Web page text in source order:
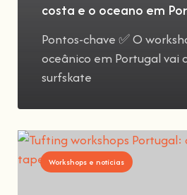
costa e o oceano em
Pontos-chave ✅ O
oceânico em Portugal vai
surfskate
Workshops e notícias